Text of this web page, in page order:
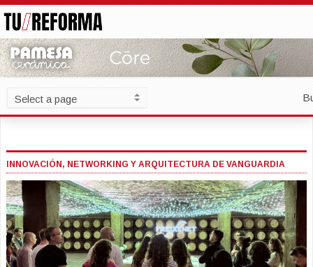
INNOVACIÓN, NETWORKING Y ARQUITECTURA DE VANGUARDIA